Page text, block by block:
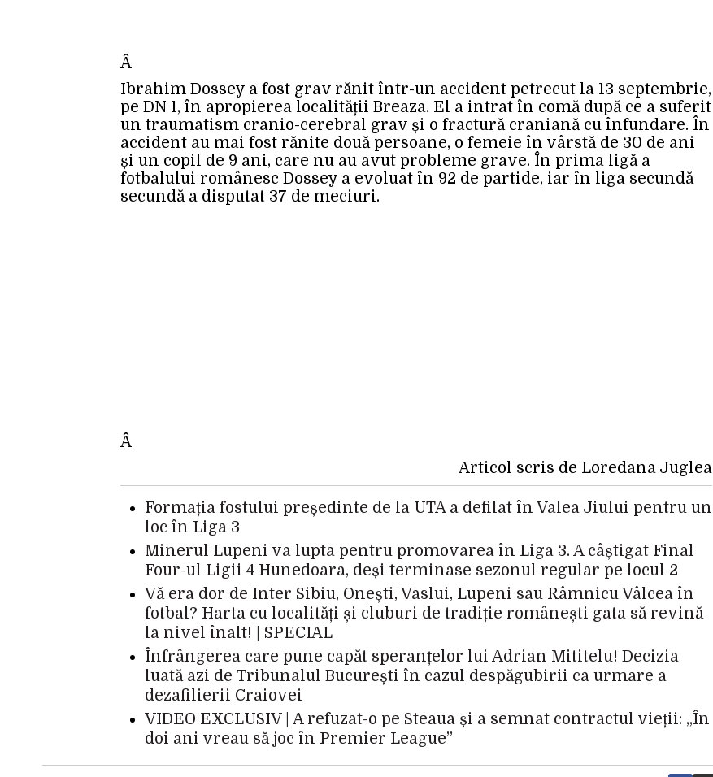
Â
Ibrahim Dossey a fost grav rănit într-un accident petrecut la 13 septembrie,
pe DN 1, în apropierea localității Breaza. El a intrat în comă după ce a suferit
un traumatism cranio-cerebral grav și o fractură craniană cu înfundare. În
accident au mai fost rănite două persoane, o femeie în vârstă de 30 de ani
și un copil de 9 ani, care nu au avut probleme grave. În prima ligă a
fotbalului românesc Dossey a evoluat în 92 de partide, iar în liga secundă
secundă a disputat 37 de meciuri.
Â
Articol scris de Loredana Juglea
Formația fostului președinte de la UTA a defilat în Valea Jiului pentru un
loc în Liga 3
Minerul Lupeni va lupta pentru promovarea în Liga 3. A câștigat Final
Four-ul Ligii 4 Hunedoara, deși terminase sezonul regular pe locul 2
Vă era dor de Inter Sibiu, Onești, Vaslui, Lupeni sau Râmnicu Vâlcea în
fotbal? Harta cu localități și cluburi de tradiție românești gata să revină
la nivel înalt! | SPECIAL
Înfrângerea care pune capăt speranțelor lui Adrian Mititelu! Decizia
luată azi de Tribunalul București în cazul despăgubirii ca urmare a
dezafilierii Craiovei
VIDEO EXCLUSIV | A refuzat-o pe Steaua și a semnat contractul vieții: „În
doi ani vreau să joc în Premier League”